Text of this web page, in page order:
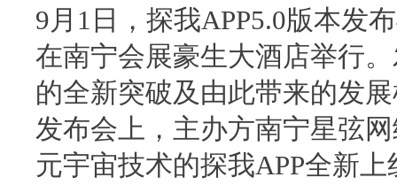
9月1日，探我APP5.0版本发
在南宁会展豪生大酒店举行
的全新突破及由此带来的发
发布会上，主办方南宁星弦
元宇宙技术的探我APP全新